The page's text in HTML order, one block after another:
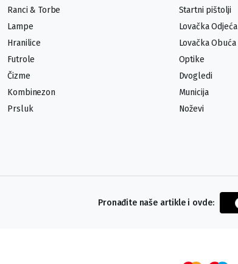
Ranci & Torbe
Lampe
Hranilice
Futrole
Čizme
Kombinezon
Prsluk
Startni pištolji
Lovačka Odjeća
Lovačka Obuća
Optike
Dvogledi
Municija
Noževi
Pronađite naše artikle i ovde: